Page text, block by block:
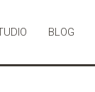
BLOG